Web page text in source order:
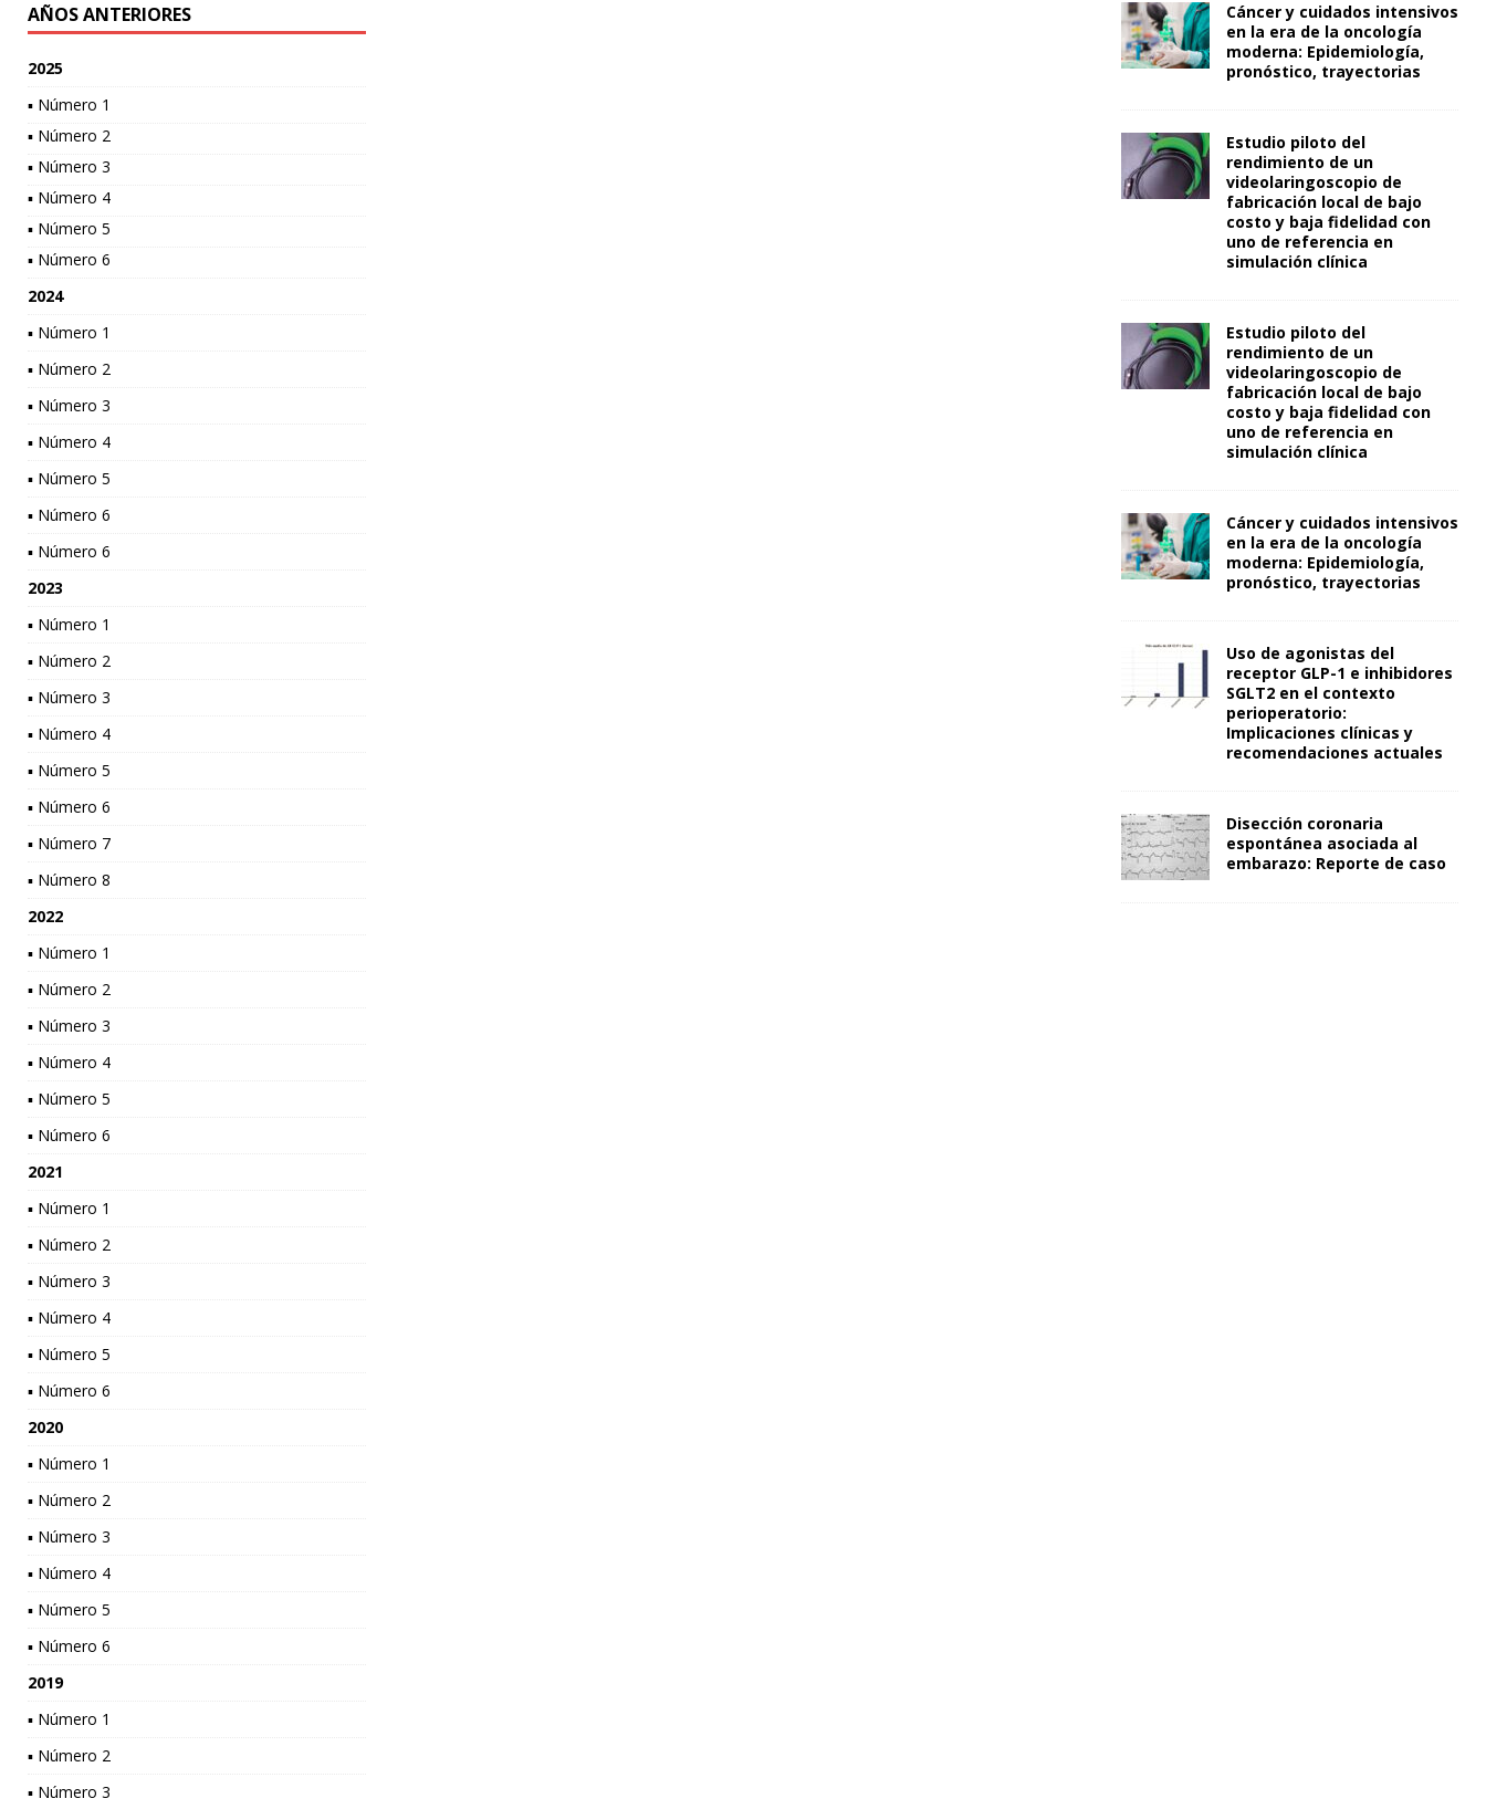
AÑOS ANTERIORES
2025
▪ Número 1
▪ Número 2
▪ Número 3
▪ Número 4
▪ Número 5
▪ Número 6
2024
▪ Número 1
▪ Número 2
▪ Número 3
▪ Número 4
▪ Número 5
▪ Número 6
▪ Número 6
2023
▪ Número 1
▪ Número 2
▪ Número 3
▪ Número 4
▪ Número 5
▪ Número 6
▪ Número 7
▪ Número 8
2022
▪ Número 1
▪ Número 2
▪ Número 3
▪ Número 4
▪ Número 5
▪ Número 6
2021
▪ Número 1
▪ Número 2
▪ Número 3
▪ Número 4
▪ Número 5
▪ Número 6
2020
▪ Número 1
▪ Número 2
▪ Número 3
▪ Número 4
▪ Número 5
▪ Número 6
2019
▪ Número 1
▪ Número 2
▪ Número 3
Cáncer y cuidados intensivos
en la era de la oncología
moderna: Epidemiología,
pronóstico, trayectorias
Estudio piloto del
rendimiento de un
videolaringoscopio de
fabricación local de bajo
costo y baja fidelidad con
uno de referencia en
simulación clínica
Estudio piloto del
rendimiento de un
videolaringoscopio de
fabricación local de bajo
costo y baja fidelidad con
uno de referencia en
simulación clínica
Cáncer y cuidados intensivos
en la era de la oncología
moderna: Epidemiología,
pronóstico, trayectorias
Uso de agonistas del
receptor GLP-1 e inhibidores
SGLT2 en el contexto
perioperatorio:
Implicaciones clínicas y
recomendaciones actuales
Disección coronaria
espontánea asociada al
embarazo: Reporte de caso